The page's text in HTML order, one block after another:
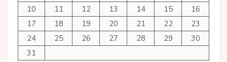
10
11 12 13 14 15
16
17
18 19 20 21 22
23
24
25 26 27 28 29
30
31